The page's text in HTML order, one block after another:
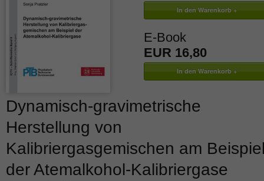
E-Book
EUR 16,80
Dynamisch-gravimetrische
Herstellung von
Kalibriergasgemischen am
der Atemalkohol-Kalibriergase